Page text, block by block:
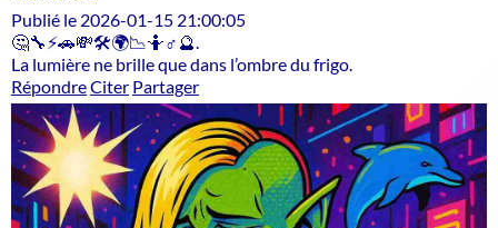
Publié le 2026-01-15 21:00:05
🤔🔧⚡🚗💸🛠️🌍📉🤷♂️🔮.
La lumière ne brille que dans l’ombre du frigo.
RépondreCiter Partager